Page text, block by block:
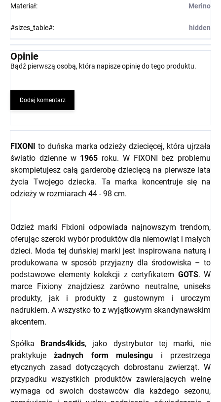
Materiał: Merino
#sizes_table#: hidden
Opinie
Bądź pierwszą osobą, która napisze opinię do tego produktu.
Dodaj komentarz
FIXONI
to duńska marka odzieży dziecięcej, która ujrzała
światło dzienne w 1965 roku. W FIXONI bez problemu
skompletujesz całą garderobę dziecięcą na pierwsze lata
życia Twojego dziecka. Ta marka koncentruje się na
odzieży w rozmiarach 44 - 98 cm.
Odzież marki Fixioni odpowiada najnowszym trendom,
oferując szeroki wybór produktów dla niemowląt i małych
dzieci. Moda tej duńskiej marki jest inspirowana naturą i
produkowana w sposób przyjazny dla środowiska – to
podstawowe elementy kolekcji z certyfikatem GOTS. W
marce Fixiony znajdziesz zarówno neutralne, uniseks
produkty, jak i produkty z gustownym i uroczym
nadrukiem. A wszystko to z wyjątkowym skandynawskim
akcentem.
Spółka Brands4kids, jako dystrybutor tej marki, nie
praktykujeżadnych form mulesingu i przestrzega
etycznych zasad dotyczących dobrostanu zwierząt. W
przypadku wszystkich produktów zawierających wełnę
wymaga od swoich dostawców dla każdego sezonu,